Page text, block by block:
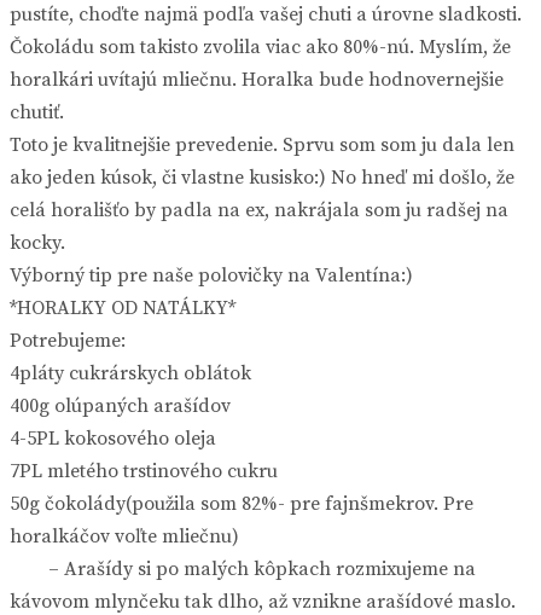
pustíte, choďte najmä podľa vašej chuti a úrovne sladkosti.
Čokoládu som takisto zvolila viac ako 80%-nú. Myslím, že
horalkári uvítajú mliečnu. Horalka bude hodnovernejšie
chutiť.
Toto je kvalitnejšie prevedenie. Sprvu som som ju dala len
ako jeden kúsok, či vlastne kusisko:) No hneď mi došlo, že
celá horališťo by padla na ex, nakrájala som ju radšej na
kocky.
Výborný tip pre naše polovičky na Valentína:)
*HORALKY OD NATÁLKY*
Potrebujeme:
4pláty cukrárskych oblátok
400g olúpaných arašídov
4-5PL kokosového oleja
7PL mletého trstinového cukru
50g čokolády(použila som 82%- pre fajnšmekrov. Pre
horalkáčov voľte mliečnu)
– Arašídy si po malých kôpkach rozmixujeme na
kávovom mlynčeku tak dlho, až vznikne arašídové maslo.